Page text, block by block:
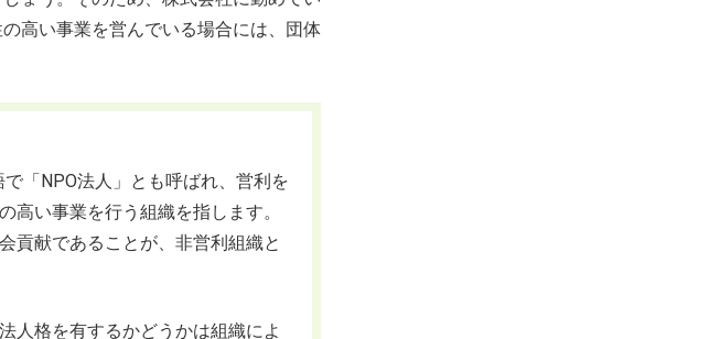
高い事業を営んでいる場合には、団体
「NPO法人」とも呼ばれ、営利を
高い事業を行う組織を指します。
貢献であることが、非営利組織と
人格を有するかどうかは組織によ